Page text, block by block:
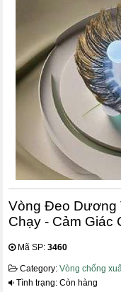
Vòng Đeo Dương
Chạy - Cảm Giác
Mã SP:3460
Category:Vòng chống
Tình trạng: Còn hàng